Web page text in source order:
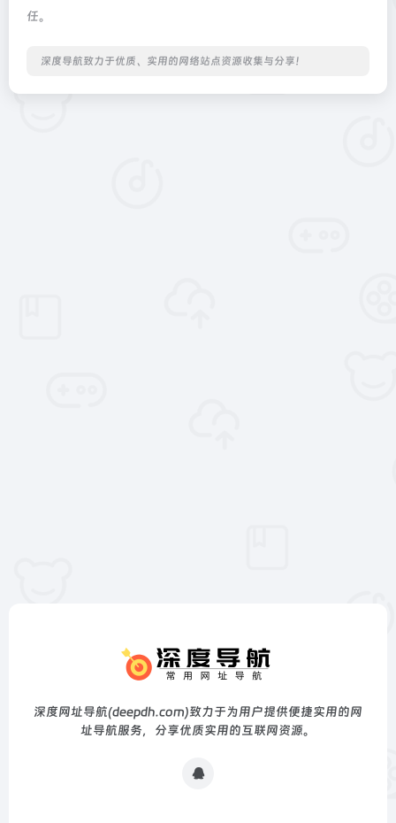
任。
深度导航致力于优质、实用的网络站点资源收集与分享！
深度网址导航(deepdh.com)致力于为用户提供便捷实用的网
址导航服务，分享优质实用的互联网资源。